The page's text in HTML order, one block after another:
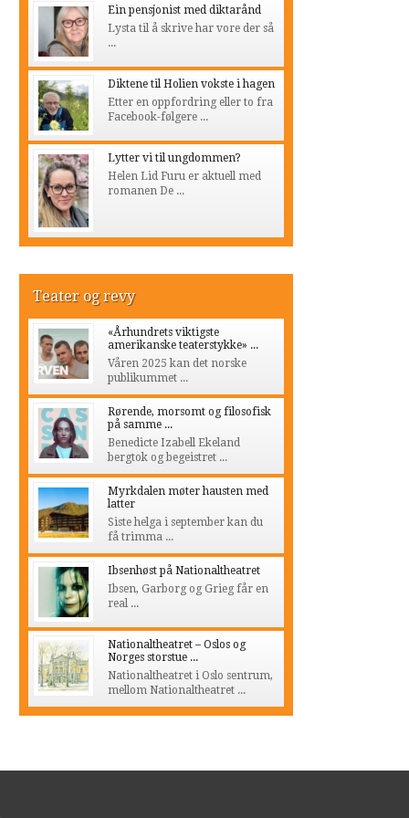
Ein pensjonist med diktarånd
Lysta til å skrive har vore der så
...
Diktene til Holien vokste i hagen
Etter en oppfordring eller to fra
Facebook-følgere ...
Lytter vi til ungdommen?
Helen Lid Furu er aktuell med
romanen De ...
Teater og revy
«Århundrets viktigste
amerikanske teaterstykke» ...
Våren 2025 kan det norske
publikummet ...
Rørende, morsomt og filosofisk
på samme ...
Benedicte Izabell Ekeland
bergtok og begeistret ...
Myrkdalen møter hausten med
latter
Siste helga i september kan du
få trimma ...
Ibsenhøst på Nationaltheatret
Ibsen, Garborg og Grieg får en
real ...
Nationaltheatret – Oslos og
Norges storstue ...
Nationaltheatret i Oslo sentrum,
mellom Nationaltheatret ...